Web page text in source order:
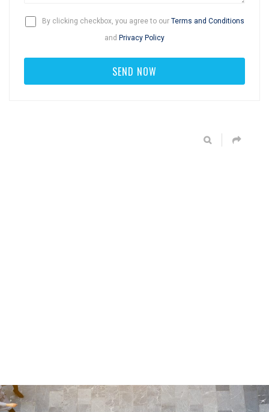
By clicking checkbox, you agree to our Terms and Conditions
and Privacy Policy